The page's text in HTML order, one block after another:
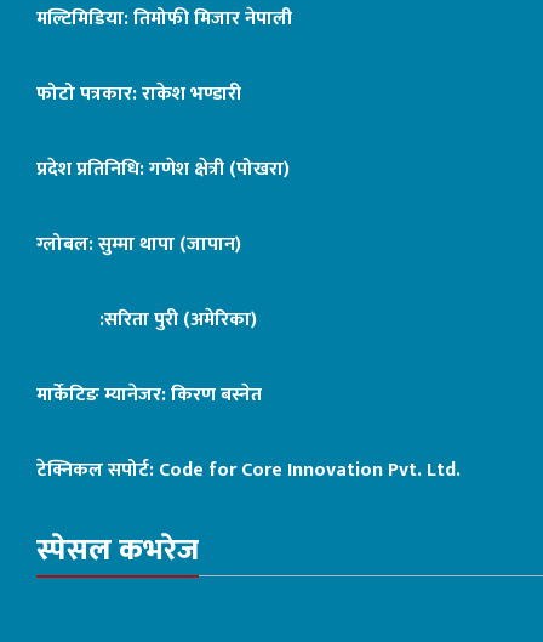
मल्टिमिडिया: तिमोफी मिजार नेपाली
फोटो पत्रकार: राकेश भण्डारी
प्रदेश प्रतिनिधि: गणेश क्षेत्री (पोखरा)
ग्लोबल: सुम्मा थापा (जापान)
:सरिता पुरी (अमेरिका)
मार्केटिङ म्यानेजर: किरण बस्नेत
टेक्निकल सपोर्ट:Code for Core Innovation Pvt. Ltd.
स्पेसल कभरेज